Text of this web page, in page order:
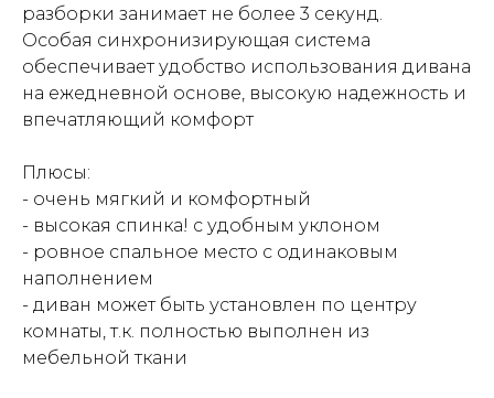
разборки занимает не более 3 секунд.
Особая синхронизирующая система
обеспечивает удобство использования дивана
на ежедневной основе, высокую надежность и
впечатляющий комфорт
Плюсы:
- очень мягкий и комфортный
- высокая спинка! с удобным уклоном
- ровное спальное место с одинаковым
наполнением
- диван может быть установлен по центру
комнаты, т.к. полностью выполнен из
мебельной ткани